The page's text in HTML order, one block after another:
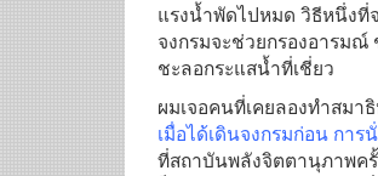
แรงน้ำพัดไปหมด วิธีหนึ่งที่
จงกรมจะช่วยกรองอารม
ชะลอกระแสน้ำที่เชี่ยว
ผมเจอคนที่เคยลองทำสมา
เมื่อได้เดินจงกรมก่อน กา
ที่สถาบันพลังจิตตานุภาพครั้